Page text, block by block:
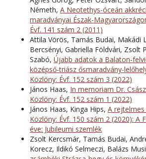
Németh, A Neotethys-óceán
maradványai Észak-
Évf. 141 szám 2 (2011)
Attila Vörös, Tamás Budai, Makádi
Bercsényi, Gabriella Földvári, Zsolt
Szabó, Újabb adatok a Balaton-
középső-triász ősmaradvány-
Közlöny: Évf. 152 szám 3 (2022)
János Haas, In memoriam Dr.
Közlöny: Évf. 152 szám 1 (2022)
János Haas, Kinga Hips, A
Közlöny: Évf. 150 szám 2 (2020): A
éve: Jubileumi szemlék
Zsolt Kercsmár, Tamás Budai,
Korecz, Ildikó Selmeczi, Balázs